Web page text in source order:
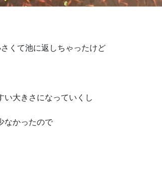
くて池に返しちゃったけど
大きさになっていくし
なかったので